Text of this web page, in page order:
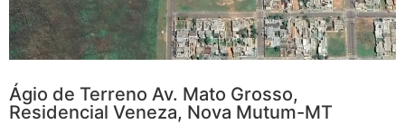
Ágio de Terreno Av. Mato Grosso,
Residencial Veneza, Nova Mutum-MT